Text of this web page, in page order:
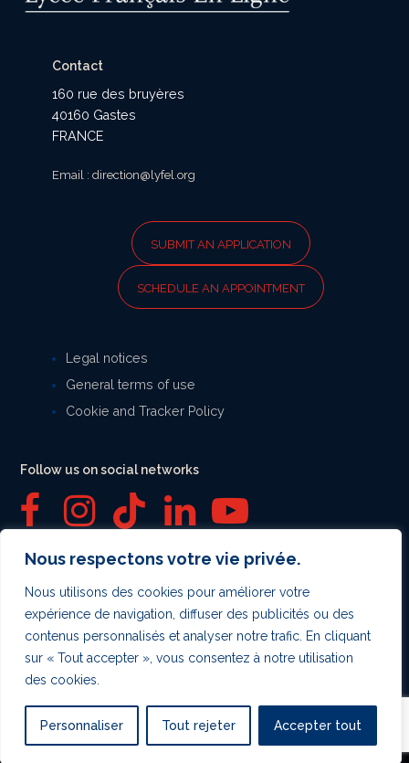
Nous respectons votre vie privée.
Nous utilisons des cookies pour améliorer votre
expérience de navigation, diffuser des publicités ou des
contenus personnalisés et analyser notre trafic. En cliquant
sur « Tout accepter », vous consentez à notre utilisation
des cookies.
Personnaliser Tout rejeter Accepter tout
Contact
160 rue des bruyères
40160 Gastes
FRANCE
Email : direction@lyfel.org
SUBMIT AN APPLICATION
SCHEDULE AN APPOINTMENT
Legal notices
General terms of use
Cookie and Tracker Policy
Follow us on social networks
F
a
c
e
b
o
o
I
n
s
t
a
g
r
T
i
k
t
o
k
L
i
n
k
e
d
I
Y
o
u
T
u
b
e